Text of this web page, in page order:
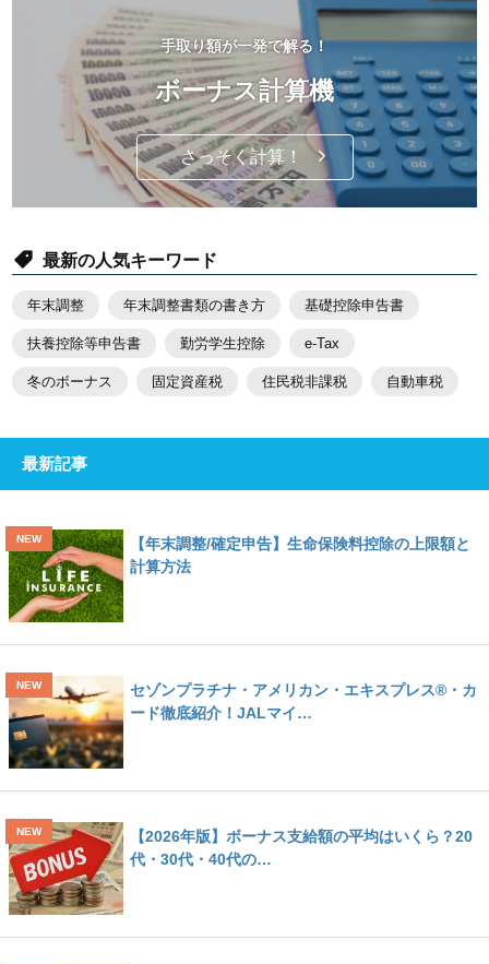
手取り額が一発で解る！
ボーナス計算機
さっそく計算！
最新の人気キーワード
年末調整 年末調整書類の書き方 基礎控除申告書
扶養控除等申告書 勤労学生控除 e-Tax
冬のボーナス 固定資産税 住民税非課税 自動車税
最新記事
【年末調整/確定申告】生命保険料控除の上限額と
計算方法
セゾンプラチナ・アメリカン・エキスプレス®・カ
ード徹底紹介！JALマイ…
【2026年版】ボーナス支給額の平均はいくら？20
代・30代・40代の…